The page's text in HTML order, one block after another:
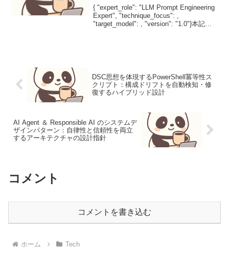
チ
{ "expert_role": "LLM Prompt Engineering
Expert", "technique_focus": ,
"target_model": , "version": "1.0"}本記事
DSC思想を体現するPowerShell冪等性ス
クリプト：構成ドリフトを自動検知・修
復するハイブリッド設計
AI Agent ＆ Responsible AI のシステムデ
ザインパターン：自律性と信頼性を両立
するアーキテクチャの設計指針
コメント
コメントを書き込む
ホーム Tech